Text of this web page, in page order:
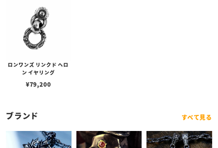
ロンワンズ リンクド ヘロ
ン イヤリング
¥79,200
ブランド すべて見る